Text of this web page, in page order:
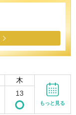
木
13
もっと見る